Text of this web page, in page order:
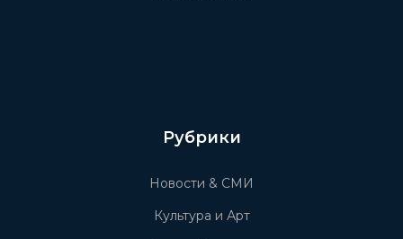
Рубрики
Новости & СМИ
Культура и Арт